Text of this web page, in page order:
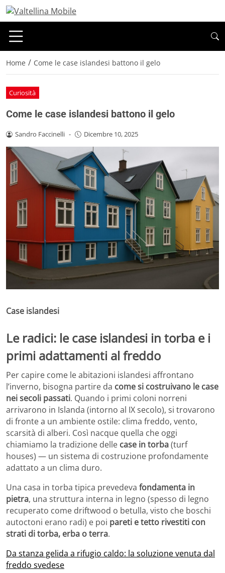
Home / Come le case islandesi battono il gelo
Curiosità
Come le case islandesi battono il gelo
Sandro Faccinelli - Dicembre 10, 2025
Case islandesi
Le radici: le case islandesi in torba e i
primi adattamenti al freddo
Per capire come le abitazioni islandesi affrontano
l’inverno, bisogna partire da come si costruivano le case
nei secoli passati. Quando i primi coloni norreni
arrivarono in Islanda (intorno al IX secolo), si trovarono
di fronte a un ambiente ostile: clima freddo, vento,
scarsità di alberi. Così nacque quella che oggi
chiamiamo la tradizione delle case in torba(turf
houses) — un sistema di costruzione profondamente
adattato a un clima duro.
Una casa in torba tipica prevedeva fondamenta in
pietra, una struttura interna in legno (spesso di legno
recuperato come driftwood o betulla, visto che boschi
autoctoni erano radi) e poi pareti e tetto rivestiti con
strati di torba, erba o terra.
Da stanza gelida a rifugio caldo: la soluzione venuta dal
freddo svedese